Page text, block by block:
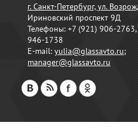
г. Санкт-Петербург, ул.
Ириновский проспект 9Д
Телефоны:+7 (921) 906-
946-1738
E-mail:yulia@glassavto.ru;
manager@glassavto.ru